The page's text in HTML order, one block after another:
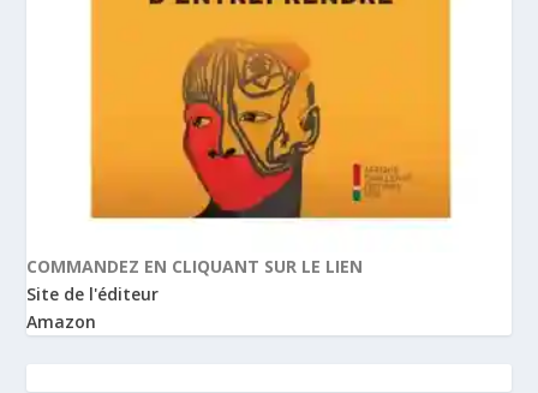
COMMANDEZ EN CLIQUANT SUR LE LIEN
Site de l'éditeur
Amazon